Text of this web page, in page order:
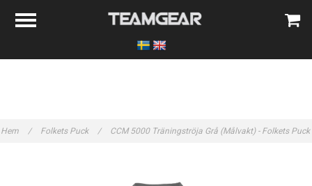
Hem / Folkets Puck / CCM 5000 Träningströja Grå (Målvakt) - Folkets Puck